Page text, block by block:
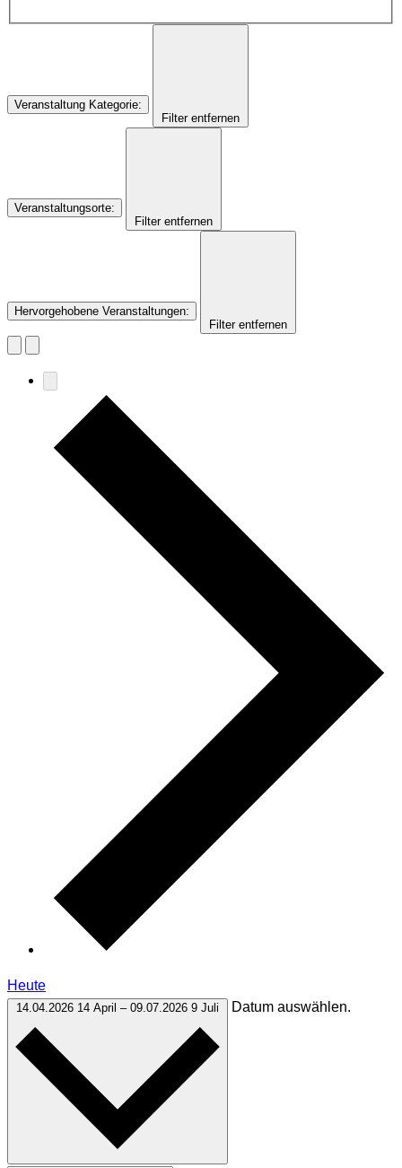
Veranstaltung Kategorie:
Filter entfernen
Veranstaltungsorte:
Filter entfernen
Hervorgehobene Veranstaltungen:
Filter entfernen
Heute
14.04.2026 14 April – 09.07.2026 9 Juli Datum auswählen.